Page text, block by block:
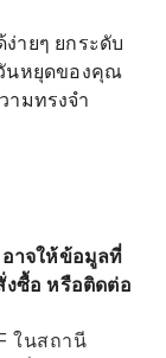
ายๆ ยกระดับ
นหยุดของคุณ
ามทรงจำ
าจให้ข้อมูลที่
ซื้อ หรือติดต่อ
ในสถานี